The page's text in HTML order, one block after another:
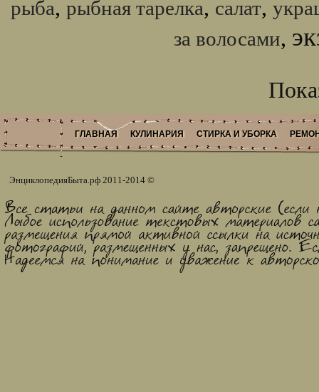
рыба,рыбная тарелка, салат,
за волосами,
ГЛАВНАЯ КУЛИНАРИЯ СТИРКА И УБОРКА
ЭнциклопедияБыта.рф 2011-2014 ©